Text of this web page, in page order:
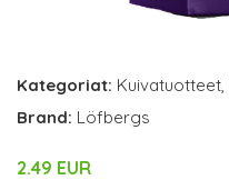
Kategoriat: Kuivatuotteet,
Brand: Löfbergs
2.49 EUR